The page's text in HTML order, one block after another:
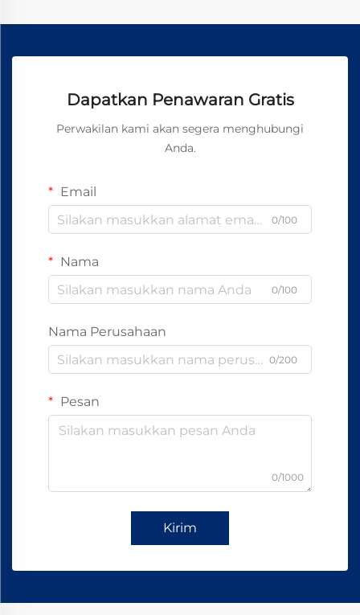
Dapatkan Penawaran Gratis
Perwakilan kami akan segera menghubungi
Anda.
Email
0/100
Nama
0/100
Nama Perusahaan
0/200
Pesan
0/1000
Kirim